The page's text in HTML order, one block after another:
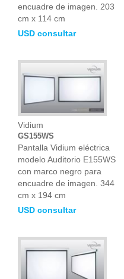
encuadre de imagen. 203
cm x 114 cm
USD consultar
Vidium
GS155WS
Pantalla Vidium eléctrica
modelo Auditorio E155WS
con marco negro para
encuadre de imagen. 344
cm x 194 cm
USD consultar